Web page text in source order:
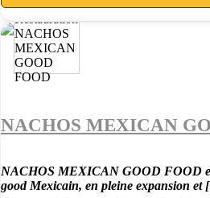
NACHOS MEXICAN
NACHOS MEXICAN GOOD FOOD
good Mexicain, en pleine expansion